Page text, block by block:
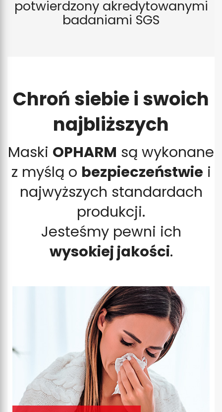
potwierdzony akredytowanymi
badaniami SGS
Chroń siebie i swoich
najbliższych
Maski OPHARM są wykonane
z myślą o bezpieczeństwie i
najwyższych standardach
produkcji.
Jesteśmy pewni ich
wysokiej jakości.